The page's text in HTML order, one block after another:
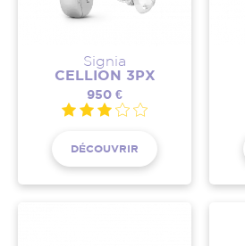
Signia
CELLION 3PX
950 €
DÉCOUVRIR